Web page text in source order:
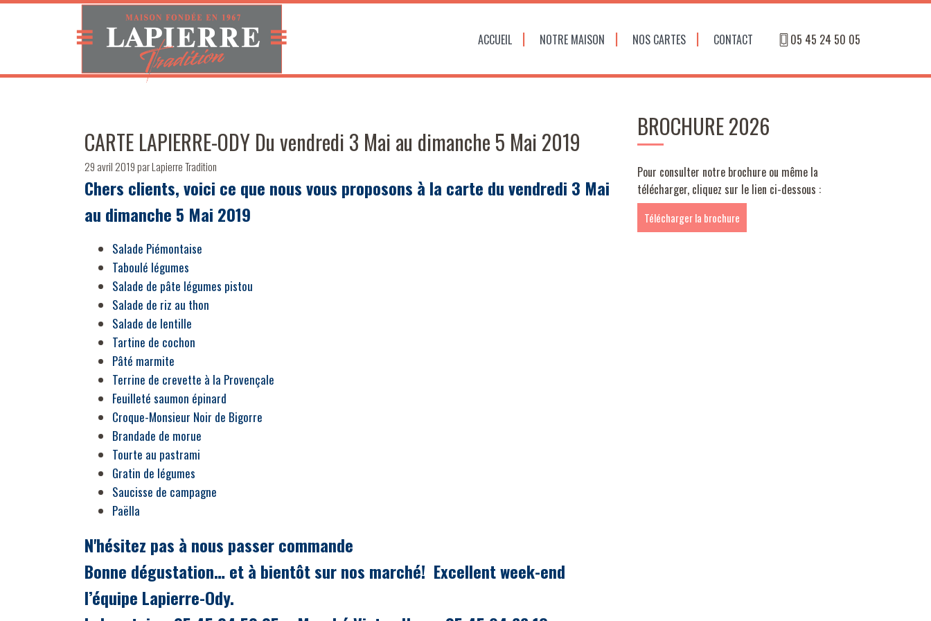
ACCUEIL NOTRE MAISON NOS CARTES CONTACT 05 45 24 50 05
CARTE LAPIERRE-ODY Du vendredi 3 Mai au dimanche 5 Mai 2019
29 avril 2019parLapierre Tradition
Chers clients, voici ce que nous vous proposons à la carte du vendredi 3 Mai
au dimanche 5 Mai 2019
Salade Piémontaise
Taboulé légumes
Salade de pâte légumes pistou
Salade de riz au thon
Salade de lentille
Tartine de cochon
Pâté marmite
Terrine de crevette à la Provençale
Feuilleté saumon épinard
Croque-Monsieur Noir de Bigorre
Brandade de morue
Tourte au pastrami
Gratin de légumes
Saucisse de campagne
Paëlla
N'hésitez pas à nous passer commande
Bonne dégustation… et à bientôt sur nos marché! Excellent week-end
l’équipe Lapierre-Ody.
BROCHURE 2026
Pour consulter notre brochure ou même la
télécharger, cliquez sur le lien ci-dessous :
Télécharger la brochure